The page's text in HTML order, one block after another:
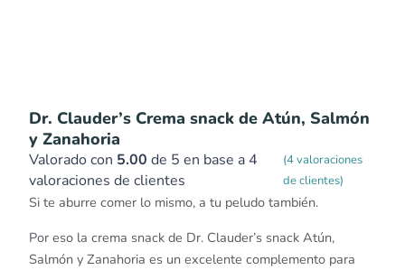
Dr. Clauder’s Crema snack de Atún, Salmón
y Zanahoria
Valorado con 5.00 de 5 en base a 4
valoraciones de clientes
(4valoraciones
de clientes)
Si te aburre comer lo mismo, a tu peludo también.
Por eso la crema snack de Dr. Clauder’s snack Atún,
Salmón y Zanahoria es un excelente complemento para